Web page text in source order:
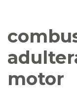
motor